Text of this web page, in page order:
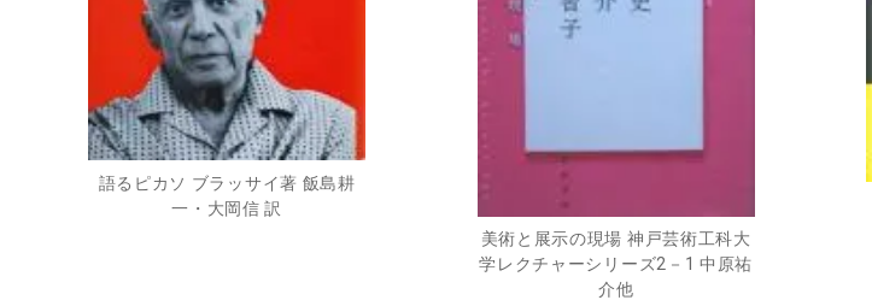
語るピカソ ブラッサイ著 飯島耕
一・大岡信 訳
美術と展示の現場 神戸芸術工科大
学レクチャーシリーズ2－1 中原祐
介他